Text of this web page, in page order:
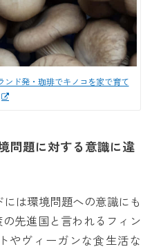
ンド発・珈琲でキノコを家で育て
問題に対する意識に違
は環境問題への意識にも
先進国と言われるフィン
やヴィーガンな食生活な